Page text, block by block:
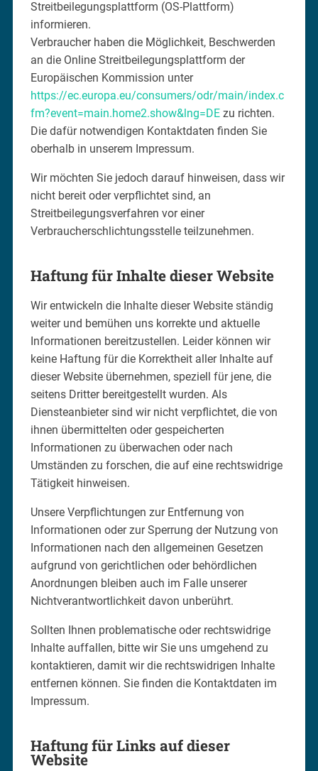
Streitbeilegungsplattform (OS-Plattform)
informieren.
Verbraucher haben die Möglichkeit, Beschwerden
an die Online Streitbeilegungsplattform der
Europäischen Kommission unter
https://ec.europa.eu/consumers/odr/main/index.c
fm?event=main.home2.show&lng=DEzu richten.
Die dafür notwendigen Kontaktdaten finden Sie
oberhalb in unserem Impressum.
Wir möchten Sie jedoch darauf hinweisen, dass wir
nicht bereit oder verpflichtet sind, an
Streitbeilegungsverfahren vor einer
Verbraucherschlichtungsstelle teilzunehmen.
Haftung für Inhalte dieser Website
Wir entwickeln die Inhalte dieser Website ständig
weiter und bemühen uns korrekte und aktuelle
Informationen bereitzustellen. Leider können wir
keine Haftung für die Korrektheit aller Inhalte auf
dieser Website übernehmen, speziell für jene, die
seitens Dritter bereitgestellt wurden. Als
Diensteanbieter sind wir nicht verpflichtet, die von
ihnen übermittelten oder gespeicherten
Informationen zu überwachen oder nach
Umständen zu forschen, die auf eine rechtswidrige
Tätigkeit hinweisen.
Unsere Verpflichtungen zur Entfernung von
Informationen oder zur Sperrung der Nutzung von
Informationen nach den allgemeinen Gesetzen
aufgrund von gerichtlichen oder behördlichen
Anordnungen bleiben auch im Falle unserer
Nichtverantwortlichkeit davon unberührt.
Sollten Ihnen problematische oder rechtswidrige
Inhalte auffallen, bitte wir Sie uns umgehend zu
kontaktieren, damit wir die rechtswidrigen Inhalte
entfernen können. Sie finden die Kontaktdaten im
Impressum.
Haftung für Links auf dieser
Website